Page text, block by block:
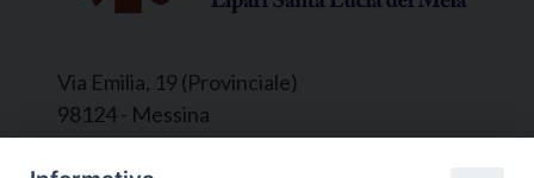
Via Emilia, 19 (Provinciale)
98124 - Messina
Segreteria e Amministrazione: